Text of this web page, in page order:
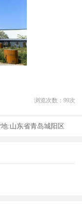
浏览次数： 99次
:山东省青岛城阳区